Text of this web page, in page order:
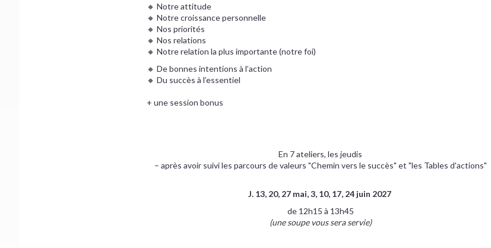
🔸 Notre attitude
🔸 Notre croissance personnelle
🔸 Nos priorités
🔸 Nos relations
🔸 Notre relation la plus importante (notre foi)
🔸 De bonnes intentions à l’action
🔸 Du succès à l’essentiel
+ une session bonus
En 7 ateliers, les jeudis
– après avoir suivi les parcours de valeurs "Chemin vers le succès" et "les Tables d'actions"
J. 13, 20, 27 mai, 3, 10, 17, 24 juin 2027
de 12h15 à 13h45
(une soupe vous sera servie)